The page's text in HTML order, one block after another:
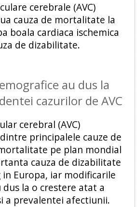
cerebrale (AVC)
cauza de mortalitate la
boala cardiaca ischemica
de dizabilitate.
au dus la
cazurilor de AVC
cerebral (AVC)
principalele cauze de
pe plan mondial
cauza de dizabilitate
Europa, iar modificarile
la o crestere atat a
a prevalentei afectiunii.